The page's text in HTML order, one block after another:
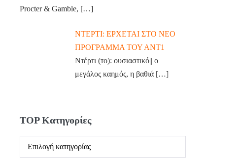
Procter & Gamble, […]
ΝΤΕΡΤΙ: ΕΡΧΕΤΑΙ ΣΤΟ ΝΕΟ
ΠΡΟΓΡΑΜΜΑ ΤΟΥ ΑΝΤ1
Ντέρτι (το): ουσιαστικό|| ο
μεγάλος καημός, η βαθιά […]
TOP Κατηγορίες